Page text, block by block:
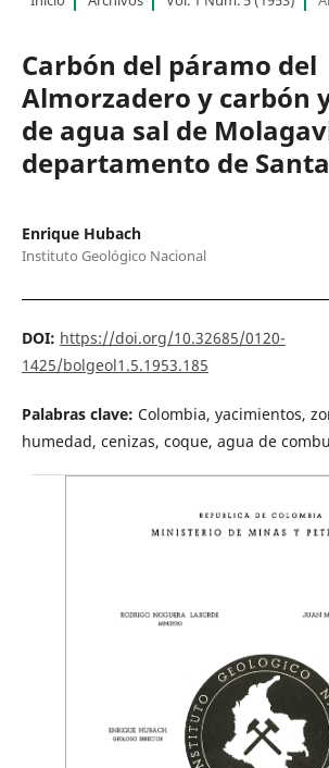
Carbón del páramo del
Almorzadero y carbón
de agua sal de
departamento de
Enrique Hubach
Instituto Geológico Nacional
DOI: https://doi.org/10.32685/0120-
1425/bolgeol1.5.1953.185
Palabras clave: Colombia, yacimientos,
humedad, cenizas, coque, agua de